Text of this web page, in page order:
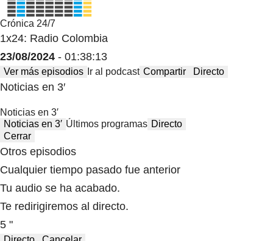
Crónica 24/7
1x24: Radio Colombia
23/08/2024 - 01:38:13
Ver más episodios Ir al podcast Compartir Directo
Noticias en 3′
Noticias en 3′
Noticias en 3′ Últimos programas Directo
Cerrar
Otros episodios
Cualquier tiempo pasado fue anterior
Tu audio se ha acabado.
Te redirigiremos al directo.
5 "